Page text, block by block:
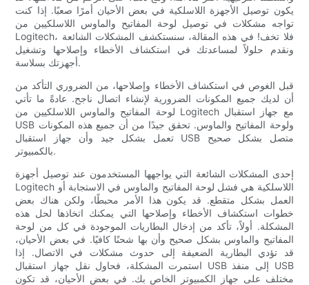
يكون توصيل الأجهزة اللاسلكية في بعض الأحيان أمرًا صعبًا. إذا كنت
تواجه مشكلات في توصيل لوحة المفاتيح والماوس اللاسلكيين من
Logitech، فلا تخف! في هذه المقالة، سنستكشف المشكلات الشائعة
ونقدم حلولاً لمساعدتك في استكشاف الأخطاء وإصلاحها وتشغيل
أجهزتك بسلاسة.
قبل الغوص في استكشاف الأخطاء وإصلاحها، من الضروري التأكد من
أن لديك جميع المكونات الضرورية لإنشاء اتصال ناجح. عادةً ما تأتي
لوحة المفاتيح والماوس اللاسلكيين من Logitech مع جهاز استقبال
USB ولوحة المفاتيح والماوس. تحقق جيدًا من أن جميع هذه المكونات
تعمل بشكل جيد وأن جهاز استقبال USB متصل بشكل صحيح
بالكمبيوتر.
إحدى المشكلات الشائعة التي يواجهها المستخدمون عند توصيل أجهزة
Logitech اللاسلكية هي فشل لوحة المفاتيح والماوس في الاستجابة أو
العمل بشكل متقطع. قد يكون هذا الأمر محبطًا، ولكن هناك بعض
خطوات استكشاف الأخطاء وإصلاحها التي يمكنك اتخاذها لحل هذه
المشكلة. أولاً، تأكد من إدخال البطاريات الموجودة في كل من لوحة
المفاتيح والماوس بشكل صحيح وأن بها شحنًا كافيًا. في بعض الأحيان،
قد تؤدي البطارية الضعيفة إلى حدوث مشكلات في الاتصال. إذا
استمرت المشكلة، فحاول نقل جهاز استقبال USB إلى منفذ USB
مختلف على جهاز الكمبيوتر الخاص بك. في بعض الأحيان، قد تكون